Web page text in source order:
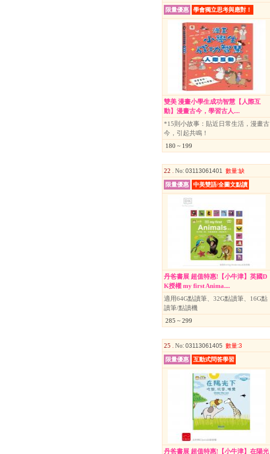
限量優惠
學會獨立思考與應對！
雙美 漫畫小學生成功智慧【人際互
動】漫畫古今，學習古人....
*15則小故事：貼近日常生活，漫畫古
今，引起共鳴！
180 ~ 199
22 .No: 03113061401 數量:缺
限量優惠
中美雙語/全圖文點讀
丹爸書展 超值特惠!【小牛津】英國D
K授權 my first Anima....
適用64G點讀筆、32G點讀筆、16G點
讀筆/點讀機
285 ~ 299
25 .No: 03113061405 數量:3
限量優惠
互動式問答學習
丹爸書展 超值特惠!【小牛津】在陽光